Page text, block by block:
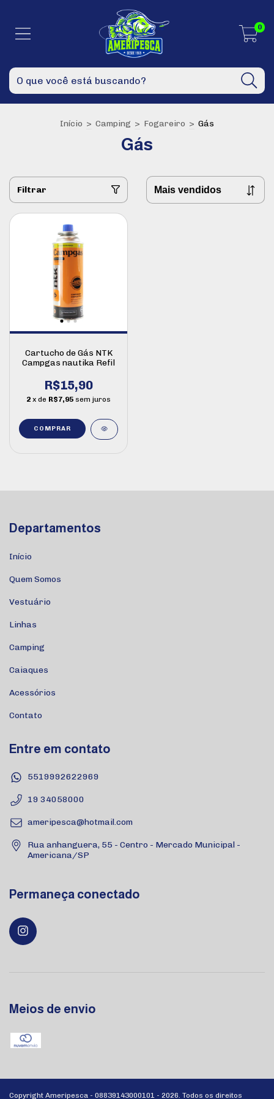
0
Início > Camping > Fogareiro > Gás
Gás
Filtrar
Cartucho de Gás NTK
Campgas nautika Refil
R$15,90
2 x de R$7,95 sem juros
Departamentos
Início
Quem Somos
Vestuário
Linhas
Camping
Caiaques
Acessórios
Contato
Entre em contato
5519992622969
19 34058000
ameripesca@hotmail.com
Rua anhanguera, 55 - Centro - Mercado Municipal -
Americana/SP
Permaneça conectado
Meios de envio
Copyright Ameripesca - 08839143000101 - 2026. Todos os direitos